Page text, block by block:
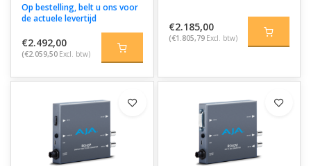
Op bestelling, belt u ons voor
de actuele levertijd
€2.492,00
(€2.059,50 Excl. btw)
€2.185,00
(€1.805,79 Excl. btw)